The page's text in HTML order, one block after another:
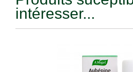
intéresser...